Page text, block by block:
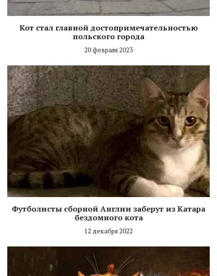
Кот стал главной достопримечательностью
польского города
20 февраля 2023
Футболисты сборной Англии заберут из Катара
бездомного кота
12 декабря 2022